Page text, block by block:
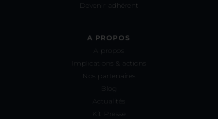
Devenir adhérent
A PROPOS
A propos
Implications & actions
Nos partenaires
Blog
Actualités
Kit Presse